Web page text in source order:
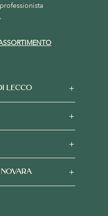
LECCO